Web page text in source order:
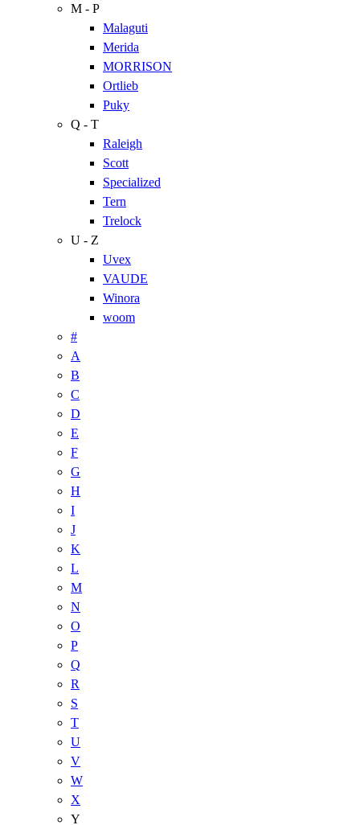
M - P
Malaguti
Merida
MORRISON
Ortlieb
Puky
Q - T
Raleigh
Scott
Specialized
Tern
Trelock
U - Z
Uvex
VAUDE
Winora
woom
#
A
B
C
D
E
F
G
H
I
J
K
L
M
N
O
P
Q
R
S
T
U
V
W
X
Y